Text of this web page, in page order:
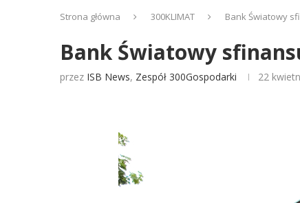
Strona główna 300KLIMAT Bank Światowy
Bank Światowy
przez ISB News, Zespół 300Gospodarki 22